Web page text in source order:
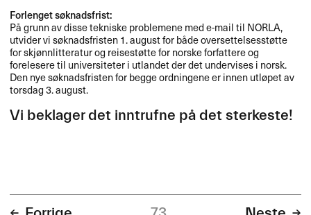
Forlenget søknadsfrist:
På grunn av disse tekniske problemene med e-mail til NORLA,
utvider vi søknadsfristen 1. august for både oversettelsesstøtte
for skjønnlitteratur og reisestøtte for norske forfattere og
forelesere til universiteter i utlandet der det undervises i norsk.
Den nye søknadsfristen for begge ordningene er innen utløpet av
torsdag 3. august.
Vi beklager det inntrufne på det sterkeste!